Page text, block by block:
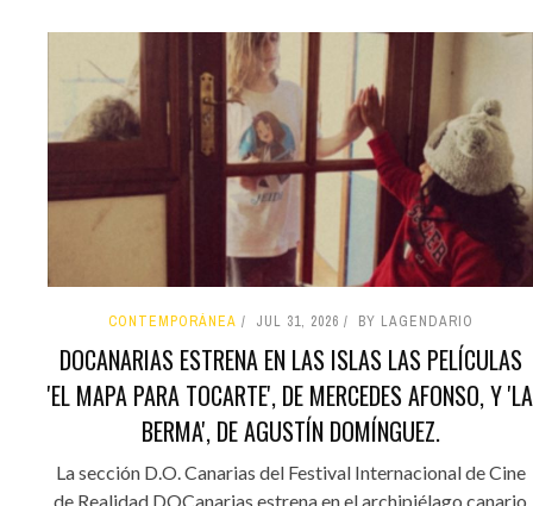
CONTEMPORÁNEA JUL 31, 2026 BY LAGENDARIO
DOCANARIAS ESTRENA EN LAS ISLAS LAS PELÍCULAS
'EL MAPA PARA TOCARTE', DE MERCEDES AFONSO, Y 'LA
BERMA', DE AGUSTÍN DOMÍNGUEZ.
La sección D.O. Canarias del Festival Internacional de Cine
de Realidad DOCanarias estrena en el archipiélago canario